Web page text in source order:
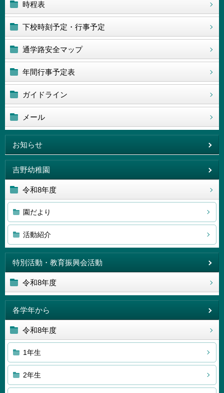
時程表
下校時刻予定・行事予定
通学路安全マップ
年間行事予定表
ガイドライン
メール
お知らせ
吉野幼稚園
令和8年度
園だより
活動紹介
特別活動・教育振興会活動
令和8年度
各学年から
令和8年度
1年生
2年生